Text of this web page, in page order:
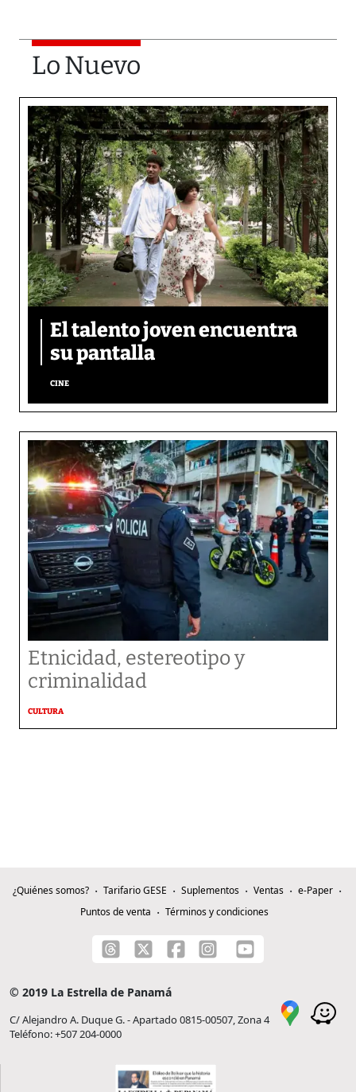
Lo Nuevo
El talento joven encuentra
su pantalla​
CINE
Etnicidad, estereotipo y
criminalidad
CULTURA
¿Quiénes somos? Tarifario GESE Suplementos Ventas
e-Paper
Puntos de venta
Términos y condiciones
© 2019 La Estrella de Panamá
C/ Alejandro A. Duque G. - Apartado 0815-00507, Zona 4
Teléfono: +507 204-0000